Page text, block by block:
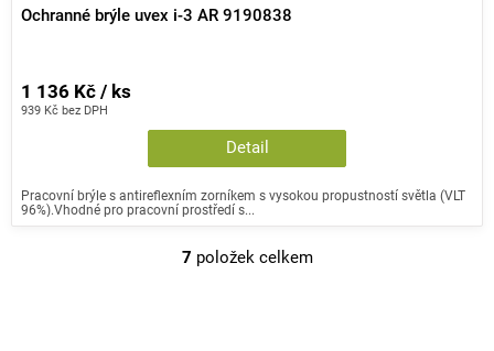
Ochranné brýle uvex i-3 AR 9190838
939 Kč bez DPH
1 136 Kč / ks
Detail
Pracovní brýle s antireflexním zorníkem s vysokou propustností světla (VLT
96%).Vhodné pro pracovní prostředí s...
O
7 položek celkem